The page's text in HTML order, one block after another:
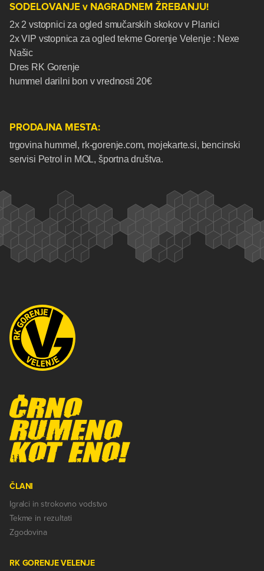
SODELOVANJE v NAGRADNEM ŽREBANJU!
2x 2 vstopnici za ogled smučarskih skokov v Planici
2x VIP vstopnica za ogled tekme Gorenje Velenje : Nexe
Našic
Dres RK Gorenje
hummel darilni bon v vrednosti 20€
PRODAJNA MESTA:
trgovina hummel, rk-gorenje.com, mojekarte.si, bencinski
servisi Petrol in MOL, športna društva.
ČLANI
Igralci in strokovno vodstvo
Tekme in rezultati
Zgodovina
RK GORENJE VELENJE